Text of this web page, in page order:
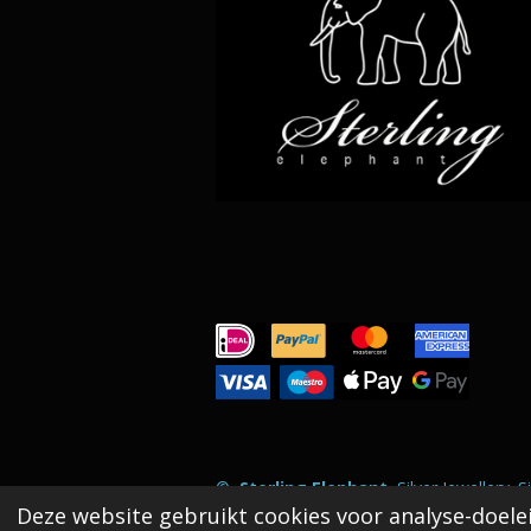
Deze website gebruikt cookies voor analyse-
©Sterling Elephant, Silver Jewellery.